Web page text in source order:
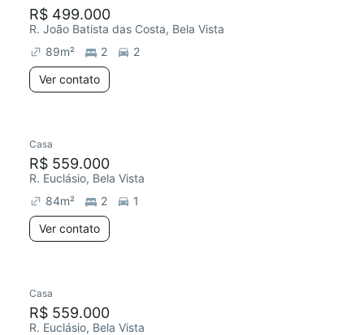
R$ 499.000
R. João Batista das Costa, Bela Vista
89m² 2
2
Ver contato
Casa
R$ 559.000
R. Euclásio, Bela Vista
84m² 2
1
Ver contato
Casa
R$ 559.000
R. Euclásio, Bela Vista